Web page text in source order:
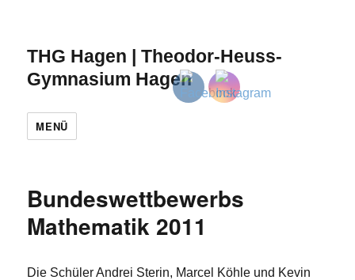
THG Hagen | Theodor-Heuss-
Gymnasium Hagen
MENÜ
Bundeswettbewerbs
Mathematik 2011
Die Schüler Andrei Sterin, Marcel Köhle und Kevin